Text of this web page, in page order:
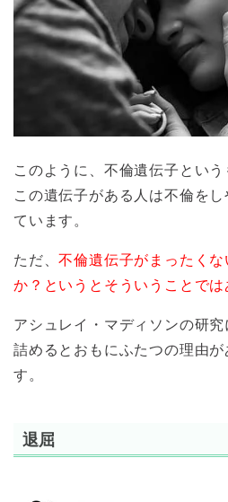
このように、不倫遺伝子という
この遺伝子がある人は不倫を
ています。
ただ、不倫遺伝子がまったく
か？というとそういうことでは
アシュレイ・マディソンの研
詰めるとおもにふたつの理由が
す。
退屈